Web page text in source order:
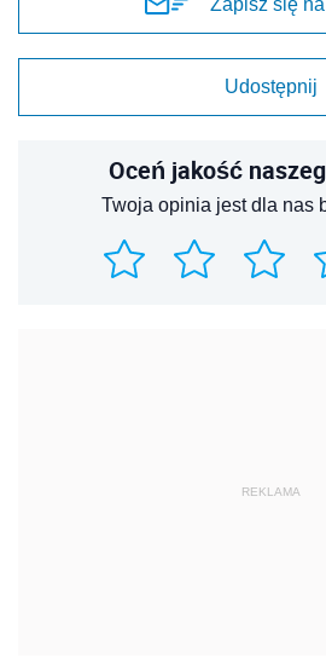
Zapisz się
Udostępnij
Oceń jakość
Twoja opinia jest dla nas
REKLAMA